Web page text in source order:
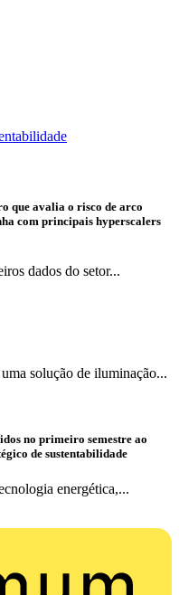
que avalia o risco de arco
com principais hyperscalers
dados do setor...
solução de iluminação...
no primeiro semestre ao
de sustentabilidade
energética,...